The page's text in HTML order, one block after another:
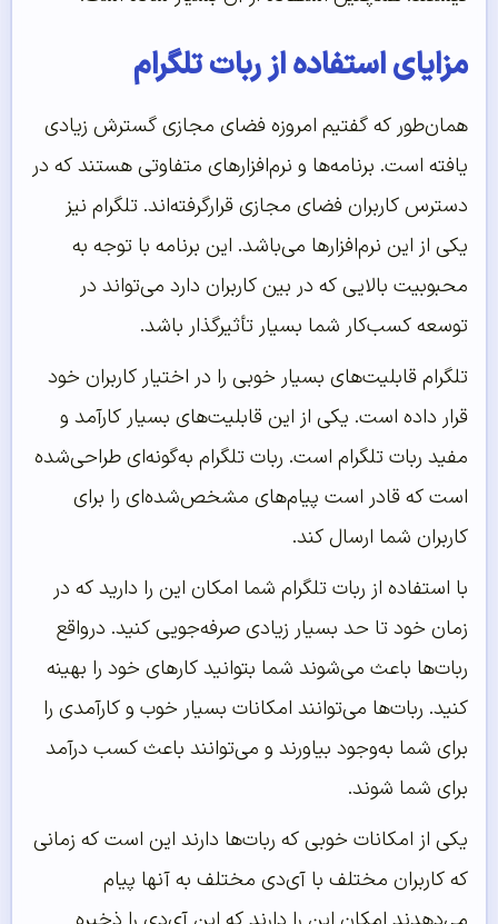
مزایای استفاده از ربات تلگرام
همان‌طور که گفتیم امروزه فضای مجازی گسترش زیادی
یافته است. برنامه‌ها و نرم‌افزارهای متفاوتی هستند که در
دسترس کاربران فضای مجازی قرارگرفته‌اند. تلگرام نیز
یکی از این نرم‌افزارها می‌باشد. این برنامه با توجه به
محبوبیت بالایی که در بین کاربران دارد می‌تواند در
توسعه کسب‌کار شما بسیار تأثیرگذار باشد.
تلگرام قابلیت‌‌‌‌‌های بسیار خوبی را در اختیار کاربران خود
قرار داده است. یکی از این قابلیت‌های بسیار کارآمد و
مفید ربات تلگرام است. ربات تلگرام به‌گونه‌ای طراحی‌شده
است که قادر است پیام‌های مشخص‌شده‌ای را برای
کاربران شما ارسال کند.
با استفاده از ربات تلگرام شما امکان این را دارید که در
زمان خود تا حد بسیار زیادی صرفه‌جویی کنید. درواقع
ربات‌ها باعث می‌شوند شما بتوانید کارهای خود را بهینه
کنید. ربات‌ها می‌توانند امکانات بسیار خوب و کارآمدی را
برای شما به‌وجود بیاورند و می‌توانند باعث کسب درآمد
برای شما شوند.
یکی از امکانات خوبی که ربات‌ها دارند این است که زمانی
که کاربران مختلف با آی‌‌‌‌‌دی مختلف به آنها پیام